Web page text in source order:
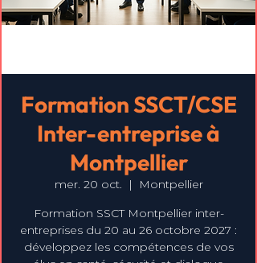
Formation SSCT/CSE
Inter-entreprise à
Montpellier
mer. 20 oct.
  |
Montpellier
Formation SSCT Montpellier inter-
entreprises du 20 au 26 octobre 2027 :
développez les compétences de vos